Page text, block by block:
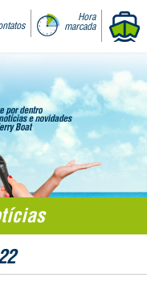
Hora
marcada